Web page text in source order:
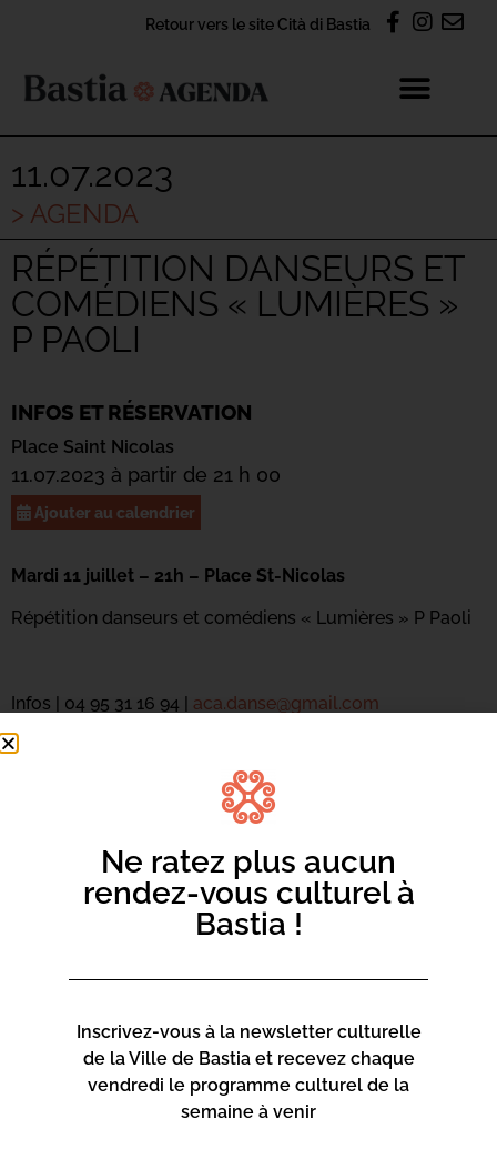
Retour vers le site Cità di Bastia
11.07.2023
> AGENDA
RÉPÉTITION DANSEURS ET
COMÉDIENS « LUMIÈRES »
P PAOLI
INFOS ET RÉSERVATION
Place Saint Nicolas
11.07.2023 à partir de 21 h 00
Ajouter au calendrier
Mardi 11 juillet – 21h – Place St-Nicolas
Répétition danseurs et comédiens « Lumières » P Paoli
Infos | 04 95 31 16 94 | aca.danse@gmail.com
Ne ratez plus aucun
rendez-vous culturel à
Bastia !
Inscrivez-vous à la newsletter culturelle
de la Ville de Bastia et recevez chaque
vendredi le programme culturel de la
semaine à venir